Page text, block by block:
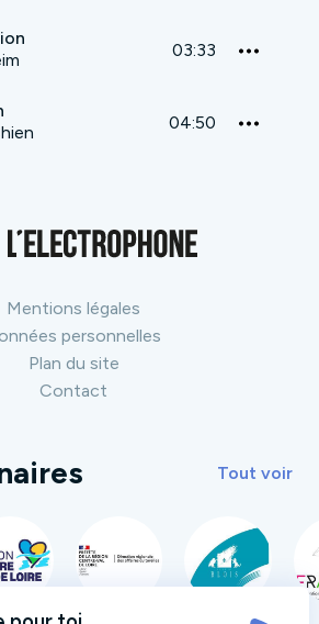
03:33
04:50
Mentions légales
personnelles
Plan du site
Contact
Tout voir